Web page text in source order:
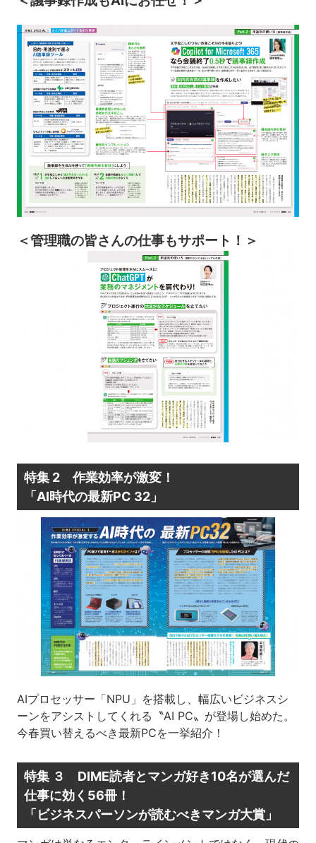
＜管理職の皆さんの仕事もサポート！＞
特集 2 作業効率が激変！
「AI時代の最新PC 32」
AIプロセッサー「NPU」を搭載し、幅広いビジネスシ
ーンをアシストしてくれる〝AI PC〟が登場し始めた。
今春買い替えるべき最新PCを一挙紹介！
特集 ３ DIME読者とマンガ好き10名が選んだ
仕事に効く56冊！
「ビジネスパーソンが読むべきマンガ大賞」